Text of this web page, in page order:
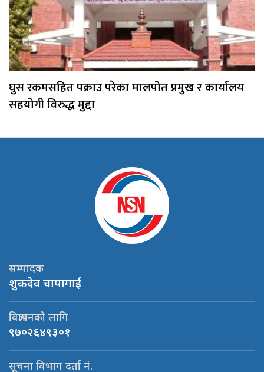
घुस रकमसहित पक्राउ परेका मालपोत प्रमुख र कार्यालय
सहयोगी विरुद्ध मुद्दा
सम्पादक
शुकदेव चापागाई
विज्ञापनको लागि
९७०२६४९३०१
सूचना विभाग दर्ता नं.